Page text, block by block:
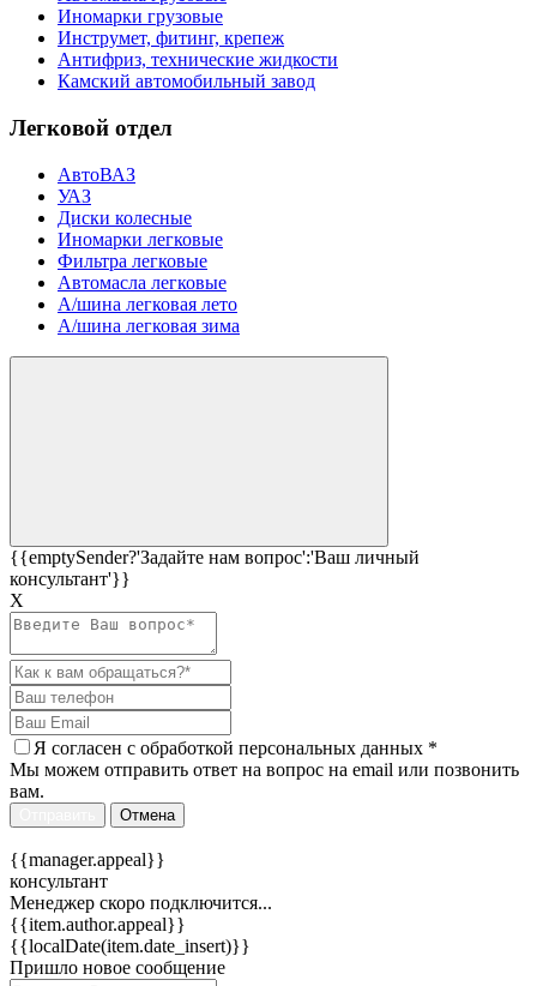
Иномарки грузовые
Инструмет, фитинг, крепеж
Антифриз, технические жидкости
Камский автомобильный завод
Легковой отдел
АвтоВАЗ
УАЗ
Диски колесные
Иномарки легковые
Фильтра легковые
Автомасла легковые
А/шина легковая лето
А/шина легковая зима
{{emptySender?'Задайте нам вопрос':'Ваш личный
консультант'}}
Х
Я согласен c обработкой персональных данных *
Мы можем отправить ответ на вопрос на email или позвонить
вам.
Отмена
{{manager.appeal}}
консультант
Менеджер скоро подключится...
{{item.author.appeal}}
{{localDate(item.date_insert)}}
Пришло новое сообщение